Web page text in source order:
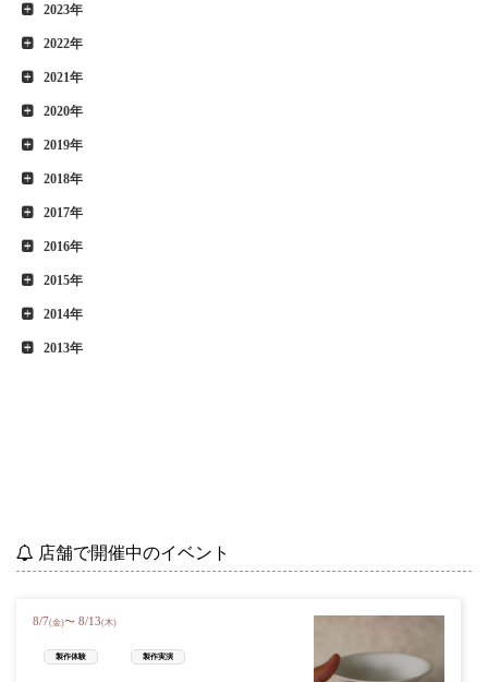
2023年
2022年
2021年
2020年
2019年
2018年
2017年
2016年
2015年
2014年
2013年
店舗で開催中のイベント
8/7(金)〜 8/13(木)
製作体験 製作実演